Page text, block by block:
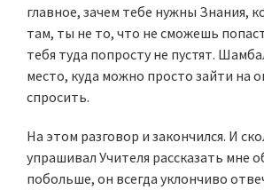
главное, зачем тебе нужны Знания,
там, ты не то, что не сможешь
тебя туда попросту не пустят.
место, куда можно просто зайти на
спросить.
На этом разговор и закончился. И
упрашивал Учителя рассказать мне
побольше, он всегда уклончиво